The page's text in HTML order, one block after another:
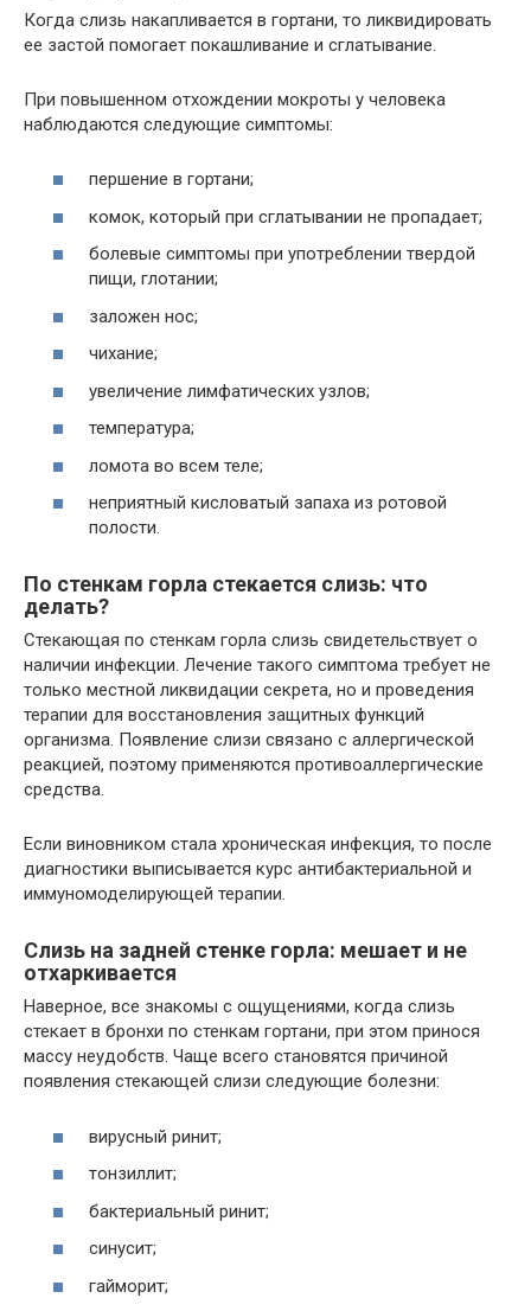
Когда слизь накапливается в гортани, то ликвидировать
ее застой помогает покашливание и сглатывание.
При повышенном отхождении мокроты у человека
наблюдаются следующие симптомы:
першение в гортани;
комок, который при сглатывании не пропадает;
болевые симптомы при употреблении твердой
пищи, глотании;
заложен нос;
чихание;
увеличение лимфатических узлов;
температура;
ломота во всем теле;
неприятный кисловатый запаха из ротовой
полости.
По стенкам горла стекается слизь: что
делать?
Стекающая по стенкам горла слизь свидетельствует о
наличии инфекции. Лечение такого симптома требует не
только местной ликвидации секрета, но и проведения
терапии для восстановления защитных функций
организма. Появление слизи связано с аллергической
реакцией, поэтому применяются противоаллергические
средства.
Если виновником стала хроническая инфекция, то после
диагностики выписывается курс антибактериальной и
иммуномоделирующей терапии.
Слизь на задней стенке горла: мешает и не
отхаркивается
Наверное, все знакомы с ощущениями, когда слизь
стекает в бронхи по стенкам гортани, при этом принося
массу неудобств. Чаще всего становятся причиной
появления стекающей слизи следующие болезни:
вирусный ринит;
тонзиллит;
бактериальный ринит;
синусит;
гайморит;